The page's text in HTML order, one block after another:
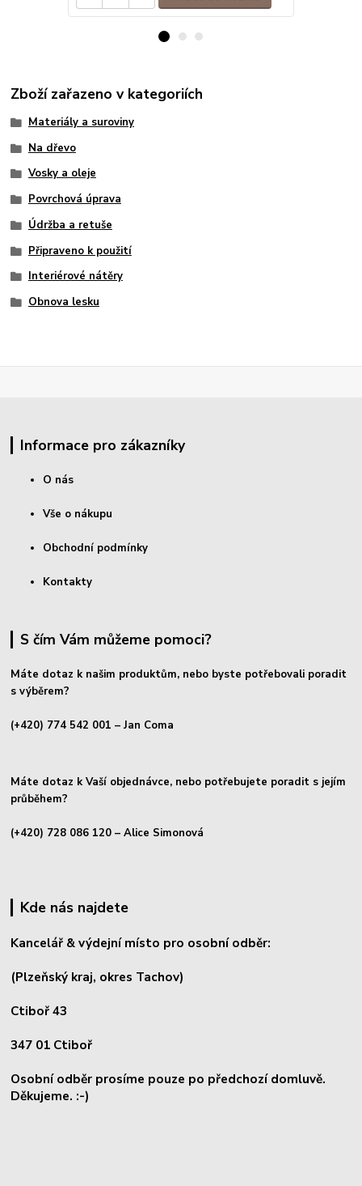
Zboží zařazeno v kategoriích
Materiály a suroviny
Na dřevo
Vosky a oleje
Povrchová úprava
Údržba a retuše
Připraveno k použití
Interiérové nátěry
Obnova lesku
Informace pro zákazníky
O nás
Vše o nákupu
Obchodní podmínky
Kontakty
S čím Vám můžeme pomoci?
Máte dotaz k našim produktům, nebo byste potřebovali poradit
s výběrem?
(+420) 774 542 001 – Jan Coma
Máte dotaz k Vaší objednávce, nebo potřebujete poradit s jejím
průběhem?
(+420) 728 086 120 – Alice Simonová
Kde nás najdete
Kancelář & výdejní místo pro osobní odběr:
(Plzeňský kraj, okres Tachov)
Ctiboř 43
347 01 Ctiboř
Osobní odběr prosíme pouze po předchozí domluvě.
Děkujeme. :-)